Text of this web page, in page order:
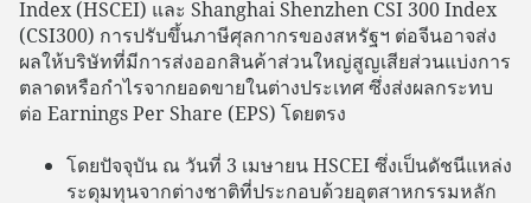
Index (HSCEI) และ Shanghai Shenzhen CSI 300 Index
(CSI300) การปรับขึ้นภาษีศุลกากรของสหรัฐฯ ต่อจีนอาจส่ง
ผลให้บริษัทที่มีการส่งออกสินค้าส่วนใหญ่สูญเสียส่วนแบ่งการ
ตลาดหรือกำไรจากยอดขายในต่างประเทศ ซึ่งส่งผลกระทบ
ต่อ Earnings Per Share (EPS) โดยตรง
โดยปัจจุบัน ณ วันที่ 3 เมษายน HSCEI ซึ่งเป็นดัชนีแหล่ง
ระดุมทุนจากต่างชาติที่ประกอบด้วยอุตสาหกรรมหลัก